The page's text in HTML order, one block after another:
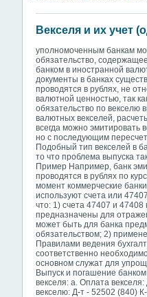
Векселя и их учет
уполномоченным банкам
обязательство,
банком в иностранной
документы в банках
проводятся в рублях, не
валютной ценностью, так
обязательство по векселю
валютных векселей,
всегда можно эмитировать
но с последующим
Подобный тип векселей в
то что проблема выпуска
Пример Например, банк
проводятся в рублях по
момент коммерческие
используют счета или
что: 1) счета 47407 и
предназначены для
может быть для банка
обязательством; 2)
Правилами ведения
соответственно
основном служат для
Выпуск и погашение
векселя: а. Оплата
векселю: Д-т - 52502 (840)